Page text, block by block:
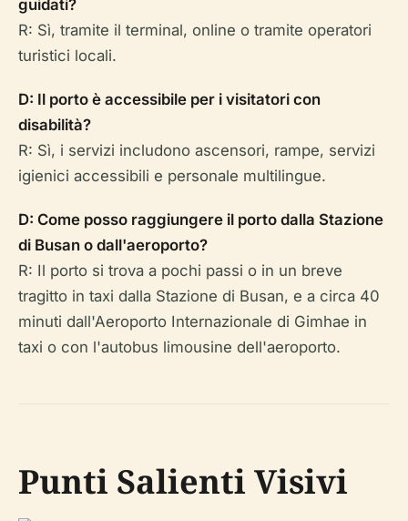
guidati?
R: Sì, tramite il terminal, online o tramite operatori
turistici locali.
D: Il porto è accessibile per i visitatori con
disabilità?
R: Sì, i servizi includono ascensori, rampe, servizi
igienici accessibili e personale multilingue.
D: Come posso raggiungere il porto dalla Stazione
di Busan o dall'aeroporto?
R: Il porto si trova a pochi passi o in un breve
tragitto in taxi dalla Stazione di Busan, e a circa 40
minuti dall'Aeroporto Internazionale di Gimhae in
taxi o con l'autobus limousine dell'aeroporto.
Punti Salienti Visivi